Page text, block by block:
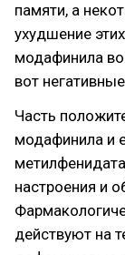
памяти, а
ухудшение
модафинила
вот
Часть
модафинила и
настроения и
действуют на